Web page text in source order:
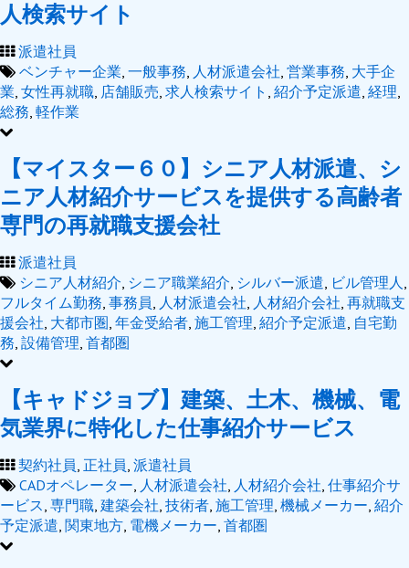
人検索サイト
派遣社員
ベンチャー企業, 一般事務, 人材派遣会社, 営業事務, 大手企
業, 女性再就職, 店舗販売, 求人検索サイト , 紹介予定派遣, 経理,
総務, 軽作業
【マイスター６０】シニア人材派遣、シ
ニア人材紹介サービスを提供する高齢者
専門の再就職支援会社
派遣社員
シニア人材紹介, シニア職業紹介, シルバー派遣, ビル管理人,
フルタイム勤務, 事務員, 人材派遣会社, 人材紹介会社, 再就職支
援会社, 大都市圏, 年金受給者, 施工管理, 紹介予定派遣, 自宅勤
務, 設備管理, 首都圏
【キャドジョブ】建築、土木、機械、電
気業界に特化した仕事紹介サービス
契約社員, 正社員, 派遣社員
CADオペレーター, 人材派遣会社, 人材紹介会社, 仕事紹介サ
ービス, 専門職, 建築会社, 技術者, 施工管理, 機械メーカー, 紹介
予定派遣, 関東地方, 電機メーカー, 首都圏